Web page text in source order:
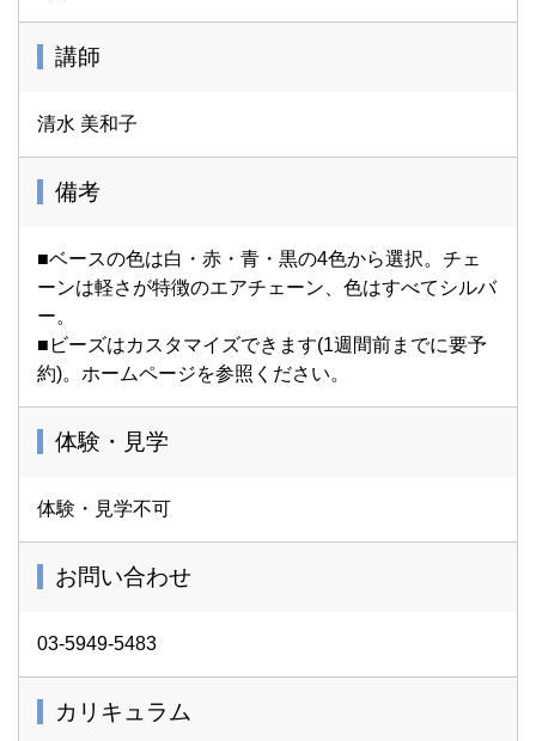
講師
清水 美和子
備考
■ベースの色は白・赤・青・黒の4色から選択。チェ
ーンは軽さが特徴のエアチェーン、色はすべてシルバ
ー。
■ビーズはカスタマイズできます(1週間前までに要予
約)。ホームページを参照ください。
体験・見学
体験・見学不可
お問い合わせ
03-5949-5483
カリキュラム